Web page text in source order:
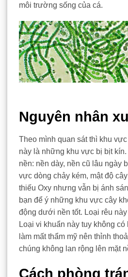
môi trường sống của cá.
Nguyên nhân
Theo mình quan sát thì khu
này là những khu vực bị bịt
nền: nền dày, nền cũ lâu ngày
vực dòng chảy kém, mật độ
thiếu Oxy nhưng vẫn bị ánh
bạn để ý những khu vực cây
động dưới nền tốt. Loại rêu
Loại vi khuẩn này tuy không
làm mất thẩm mỹ nên thỉnh
chúng không lan rộng lên mặt
Cách phòng